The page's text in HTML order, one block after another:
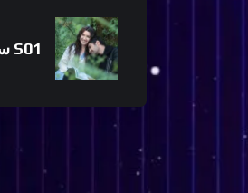
سمها ما شئت S01